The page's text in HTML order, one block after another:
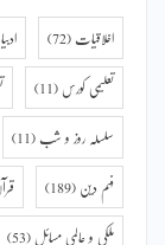
اخلاقیات (72)
تعلیمی کورس (11)
سلسلہ روز و شب (11)
فہم دین (189)
ملکی و عالمی مسائل (53)